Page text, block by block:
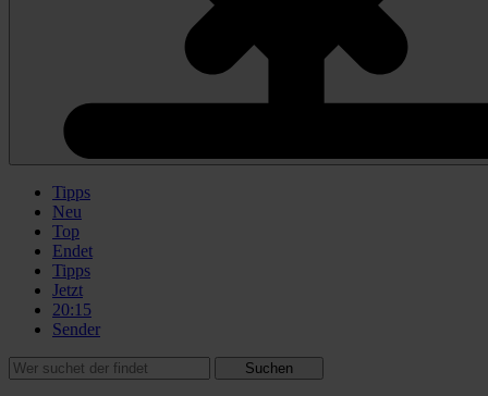
Tipps
Neu
Top
Endet
Tipps
Jetzt
20:15
Sender
Suchen